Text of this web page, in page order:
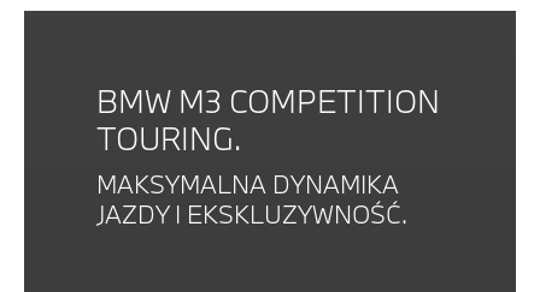
BMW M3 COMPETITION
TOURING.
MAKSYMALNA DYNAMIKA
JAZDY I EKSKLUZYWNOŚĆ.